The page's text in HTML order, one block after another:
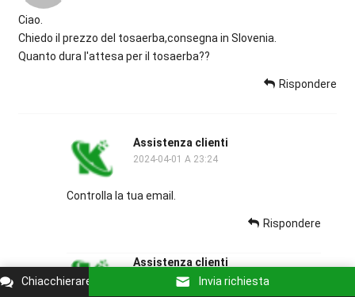
Ciao.
Chiedo il prezzo del tosaerba,consegna in Slovenia.
Quanto dura l'attesa per il tosaerba??
Rispondere
Assistenza clienti
2024-04-01 A 23:24
Controlla la tua email.
Rispondere
Assistenza clienti
2024-04-06 A 18:46
Chiacchierare Invia richiesta